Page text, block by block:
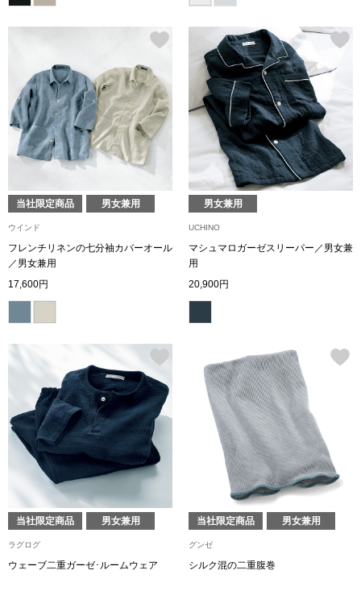
ブーツ
サンダル
その他
財布／小物
その他
ウオッチ／ア
ウオッチ
ネックレス
当社限定商品 男女兼用
ウインド
フレンチリネンの七分袖カバーオール
／男女兼用
17,600円
男女兼用
UCHINO
マシュマロガーゼスリーパー／男女兼
用
20,900円
当社限定商品 男女兼用
ラグログ
ウェーブ二重ガーゼ･ルームウェア
当社限定商品 男女兼用
グンゼ
シルク混の二重腹巻